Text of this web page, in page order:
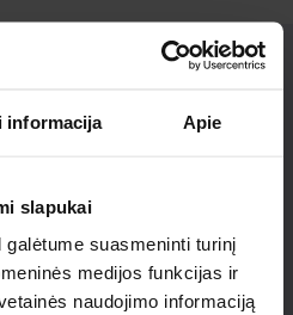
informacija Apie
slapukai
suasmeninti turinį
medijos funkcijas ir
naudojimo informaciją
dėl